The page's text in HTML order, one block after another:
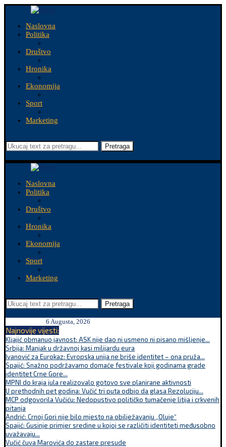
Naslovna
Politika
Društvo
Hronika
Ekonomija
Sport
Marketing
Pretraga
Naslovna
Politika
Društvo
Hronika
Ekonomija
Sport
Marketing
Pretraga
6 Augusta, 2026
Najnovije vijesti:
Kljajić obmanuo javnost: ASK nije dao ni usmeno ni pisano mišljenje...
Srbija: Manjak u državnoj kasi milijardu eura
Ivanović za Eurokaz: Evropska unija ne briše identitet – ona pruža...
Spajić: Snažno podržavamo domaće festivale koji godinama grade
identitet Crne Gore...
MPNI do kraja jula realizovalo gotovo sve planirane aktivnosti
U prethodnih pet godina: Vučić tri puta odbio da glasa Rezoluciju...
MCP odgovorila Vučiću: Nedopustivo političko tumačenje litija i crkvenih
pitanja
Andrić: Crnoj Gori nije bilo mjesto na obilježavanju „Oluje“
Spajić: Gusinje primjer sredine u kojoj se različiti identiteti međusobno
uvažavaju...
Vučić čuva Marovića do zastare presude